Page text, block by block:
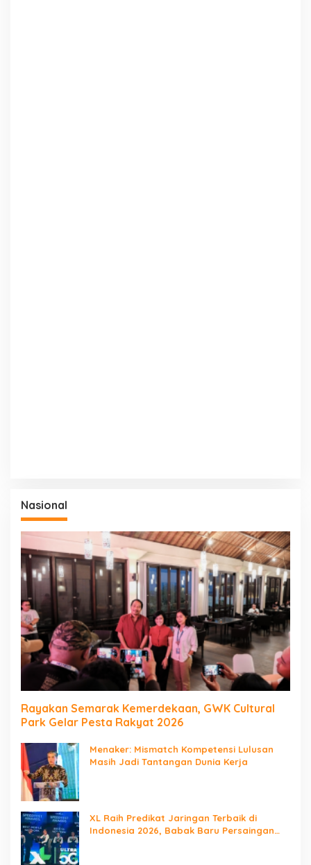
Nasional
Rayakan Semarak Kemerdekaan, GWK Cultural
Park Gelar Pesta Rakyat 2026
Menaker: Mismatch Kompetensi Lulusan
Masih Jadi Tantangan Dunia Kerja
XL Raih Predikat Jaringan Terbaik di
Indonesia 2026, Babak Baru Persaingan